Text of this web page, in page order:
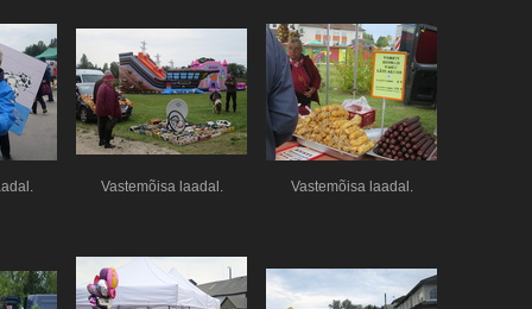
Vastemõisa laadal. Vastemõisa laadal.